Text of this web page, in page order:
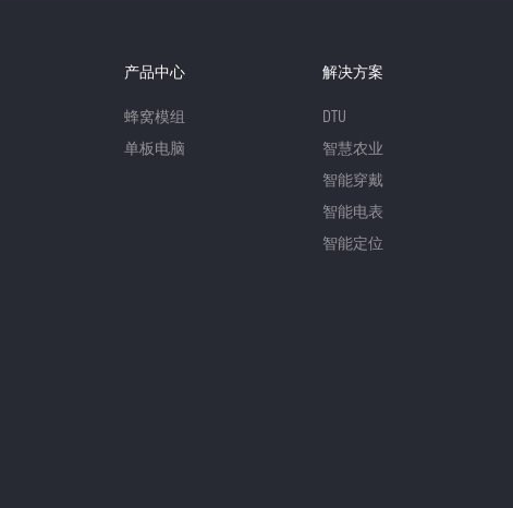
产品中心
蜂窝模组
单板电脑
解决方案
DTU
智慧农业
智能穿戴
智能电表
智能定位